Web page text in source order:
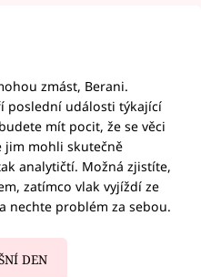
zmást, Berani.
poslední události týkající
mít pocit, že se věci
jim mohli skutečně
analytičtí. Možná zjistíte,
zatímco vlak vyjíždí ze
nechte problém za sebou.
DEN